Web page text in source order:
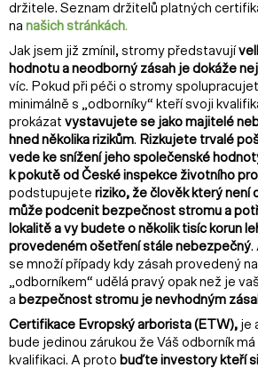
držitele. Seznam držitelů platných
na našich stránkách.
Jak jsem již zmínil, stromy představují
hodnotu a neodborný zásah je dokáže
víc. Pokud při péči o stromy
minimálně s „odborníky“ kteří svoji
prokázat vystavujete se jako majitelé
hned několika rizikům. Rizkujete trvalé
vede ke snížení jeho spo lečenské
k pokutě od České inspekce životního
podstupujete riziko, že člověk který není
může podcenit bezpečnost stromu a
lokalitě a vy budete o několik tisíc korun
provedeném ošetření stále nebezpečný.
se množí případy kdy zásah provedený
„odborníkem“ udělá pravý opak než je
a bezpečnost stromu je nevhodným
Certifikace Evropský arborista (ETW), je
bude jedinou zárukou že Váš odborník
kvalifikaci. A proto buďte investory kteří